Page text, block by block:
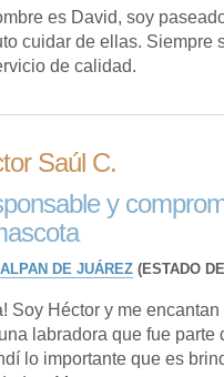
es David, soy
cuidar de ellas. Siempre
de calidad.
Saúl C.
y
DE JUÁREZ(ESTADO
Soy Héctor y me
labradora que fue parte
lo importante que es